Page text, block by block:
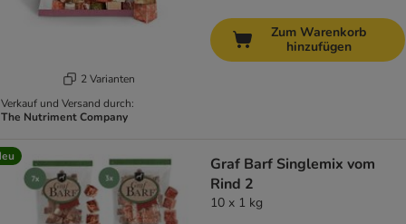
2 Varianten
Verkauf und Versand durch:
The Nutriment Company
Zum Warenkorb
hinzufügen
Graf Barf Singlemix vom
Rind 2
10 x 1 kg